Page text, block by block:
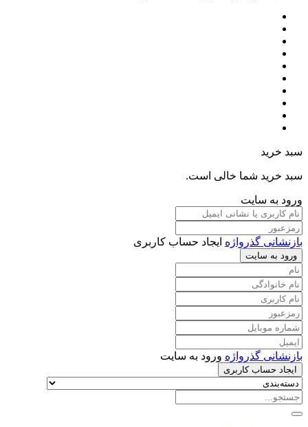
سبد خرید
سبد خرید شما خالی است.
ورود به سایت
بازنشانی گذرواژه ایجاد حساب کاربری
ورود به سایت
بازنشانی گذرواژه ورود به سایت
ایجاد حساب کاربری